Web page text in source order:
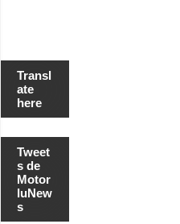
Transl
ate
here
Tweet
s de
Motor
luNew
s